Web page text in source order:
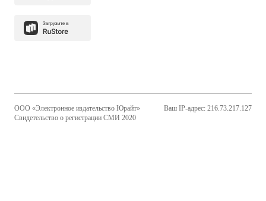
ООО «Электронное издательство Юрайт»
Свидетельство о регистрации СМИ 2020
Ваш IP-адрес: 216.73.217.127